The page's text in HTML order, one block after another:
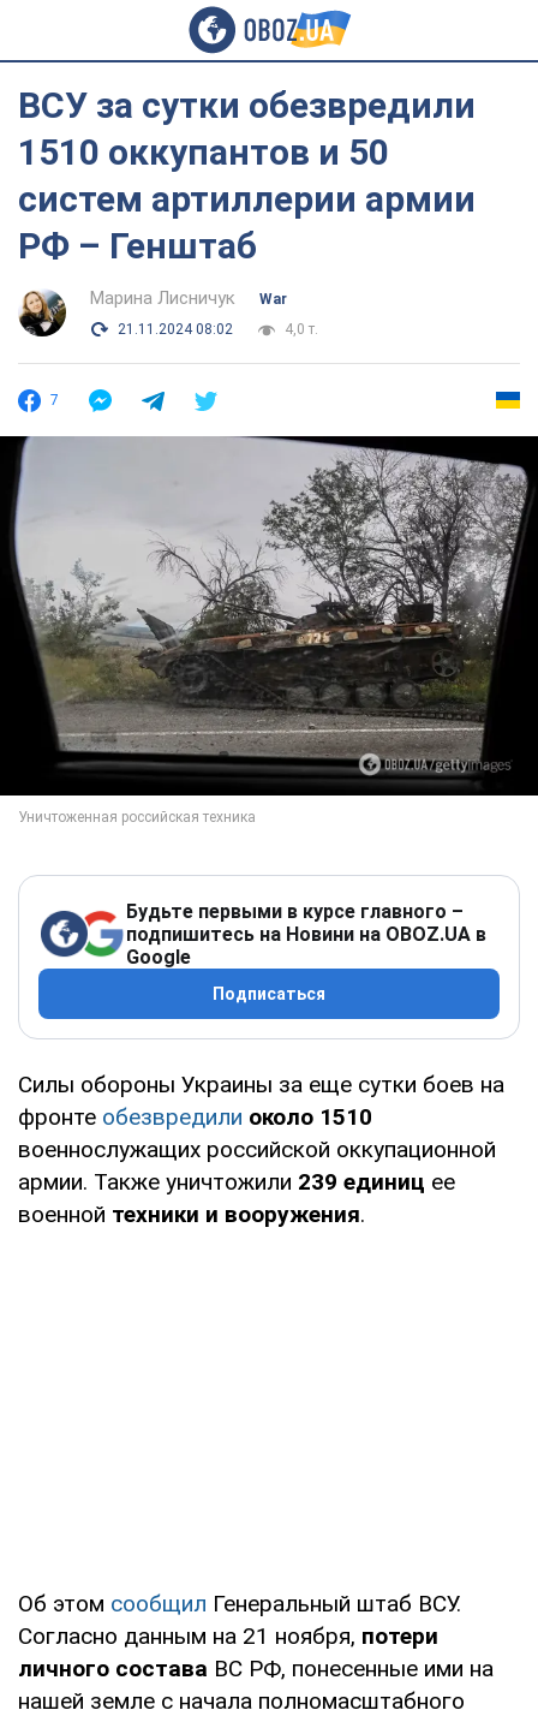
ВСУ за сутки обезвредили
1510 оккупантов и 50
систем артиллерии армии
РФ – Генштаб
Марина Лисничук
War
21.11.2024 08:02
4,0 т.
7
Будьте первыми в курсе главного –
подпишитесь на Новини на OBOZ.UA в
Google
Подписаться
Силы обороны Украины за еще сутки боев на
фронте обезвредили около 1510
военнослужащих российской оккупационной
армии. Также уничтожили 239 единиц ее
военной техники и вооружения.
Об этом сообщил Генеральный штаб ВСУ.
Согласно данным на 21 ноября, потери
личного состава ВС РФ, понесенные ими на
нашей земле с начала полномасштабного